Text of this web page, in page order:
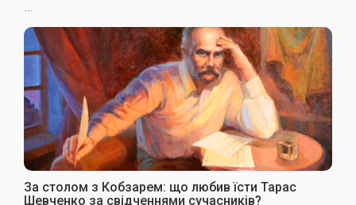
...
За столом з Кобзарем: що любив їсти Тарас
Шевченко за свідченнями сучасників?